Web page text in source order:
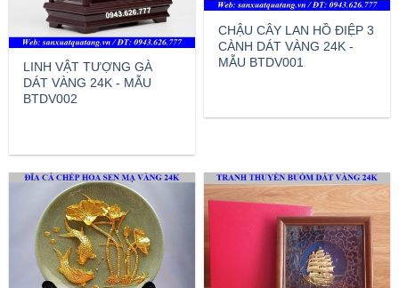
LINH VẬT TƯỢNG GÀ
DÁT VÀNG 24K - MẪU
BTDV002
CHẬU CÂY LAN HỒ ĐIỆP 3
CÀNH DÁT VÀNG 24K -
MẪU BTDV001